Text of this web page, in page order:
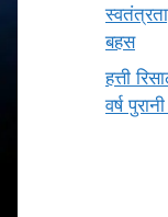
बहस
हत्ती
वर्ष